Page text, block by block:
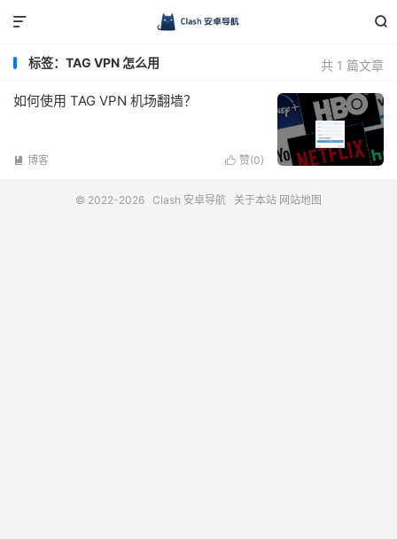


共 1 篇文章
标签：TAG VPN 怎么用
如何使用 TAG VPN 机场翻墙？
 赞(0)
 博客
© 2022-2026 Clash 安卓导航 关于本站 网站地图